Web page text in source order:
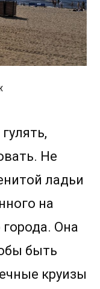
Не
ладьи
на
Она
быть
круизы